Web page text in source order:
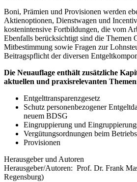
Boni, Prämien und Provisionen werden
Aktienoptionen, Dienstwagen und
kostenintensive Fortbildungen, die vom
Ebenfalls berücksichtigt sind die Themen
Mitbestimmung sowie Fragen zur
Beitragspflicht der diversen
Die Neuauflage enthält zusätzliche
aktuellen und praxisrelevanten
Entgelttransparenzgesetz
Schutz personenbezogener
neuem BDSG
Eingruppierung und
Vergütungsordnungen beim
Provisionen
Herausgeber und Autoren
Herausgeber/Autoren: Prof. Dr. Frank
Regensburg)